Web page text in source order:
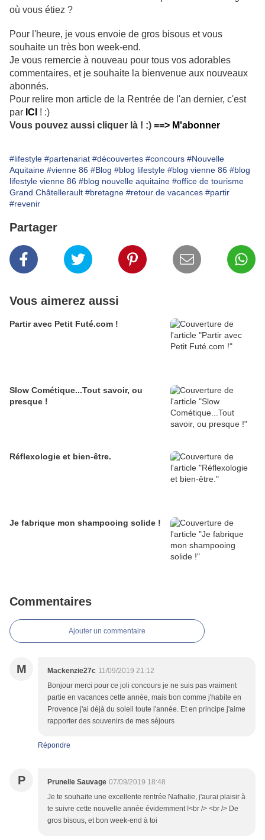
où vous étiez ?
Pour l'heure, je vous envoie de gros bisous et vous
souhaite un très bon week-end.
Je vous remercie à nouveau pour tous vos adorables
commentaires, et je souhaite la bienvenue aux nouveaux
abonnés.
Pour relire mon article de la Rentrée de l'an dernier, c'est
par ICI ! :)
Vous pouvez aussi cliquer là ! :) ==> M'abonner
#lifestyle #partenariat #découvertes #concours #Nouvelle
Aquitaine #vienne 86 #Blog #blog lifestyle #blog vienne 86 #blog
lifestyle vienne 86 #blog nouvelle aquitaine #office de tourisme
Grand Châtellerault #bretagne #retour de vacances #partir
#revenir
Partager
Vous aimerez aussi
Partir avec Petit Futé.com !
Slow Cométique...Tout savoir, ou
presque !
Réflexologie et bien-être.
Je fabrique mon shampooing solide !
Commentaires
Ajouter un commentaire
M Mackenzie27c 11/09/2019 21:12
Bonjour merci pour ce joli concours je ne suis pas vraiment
partie en vacances cette année, mais bon comme j'habite en
Provence j'ai déjà du soleil toute l'année. Et en principe j'aime
rapporter des souvenirs de mes séjours
Répondre
P Prunelle Sauvage 07/09/2019 18:48
Je te souhaite une excellente rentrée Nathalie, j'aurai plaisir à
te suivre cette nouvelle année évidemment !<br /> <br /> De
gros bisous, et bon week-end à toi